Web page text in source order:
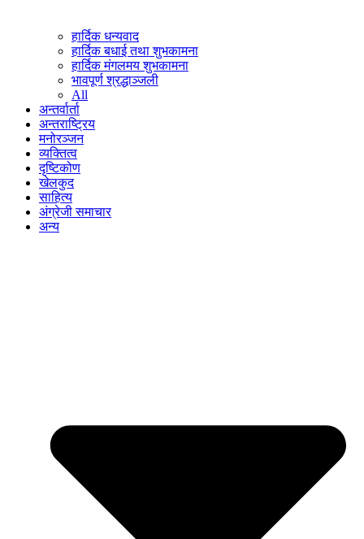
हार्दिक धन्यवाद
हार्दिक बधाई तथा शुभकामना
हार्दिक मंगलमय शुभकामना
भावपूर्ण श्रद्धाञ्जली
All
अन्तर्वार्ता
अन्तराष्ट्रिय
मनोरञ्जन
व्यक्तित्व
दृष्टिकोण
खेलकुद
साहित्य
अंग्रेजी समाचार
अन्य